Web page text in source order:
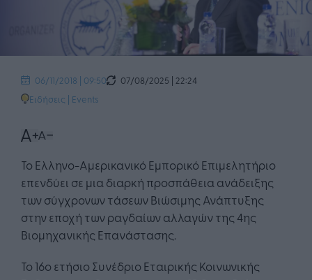
06/11/2018 | 09:50
07/08/2025 | 22:24
Ειδήσεις | Events
Το Ελληνο-Αμερικανικό Εμπορικό Επιμελητήριο
επενδύει σε μια διαρκή προσπάθεια ανάδειξης
των σύγχρονων τάσεων Βιώσιμης Ανάπτυξης
στην εποχή των ραγδαίων αλλαγών της 4ης
Βιομηχανικής Επανάστασης.
Το 16ο ετήσιο Συνέδριο Εταιρικής Κοινωνικής